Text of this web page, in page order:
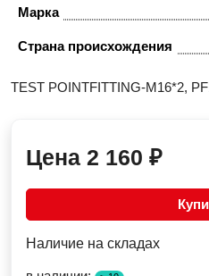
Марка
Страна происхождения
TEST POINTFITTING-M16*2,
Цена 2 160 ₽
Наличие на складах